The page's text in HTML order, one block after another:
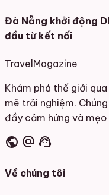
Đà Nẵng khởi động
đầu từ kết nối
TravelMagazine
Khám phá thế giới
mê trải nghiệm.
đầy cảm hứng và
public alternate_email support_agent
Về chúng tôi